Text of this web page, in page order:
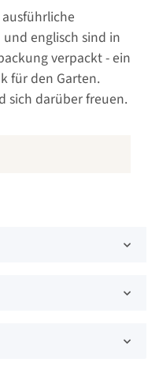
englisch sind in
verpackt - ein
für den Garten.
sich darüber freuen.